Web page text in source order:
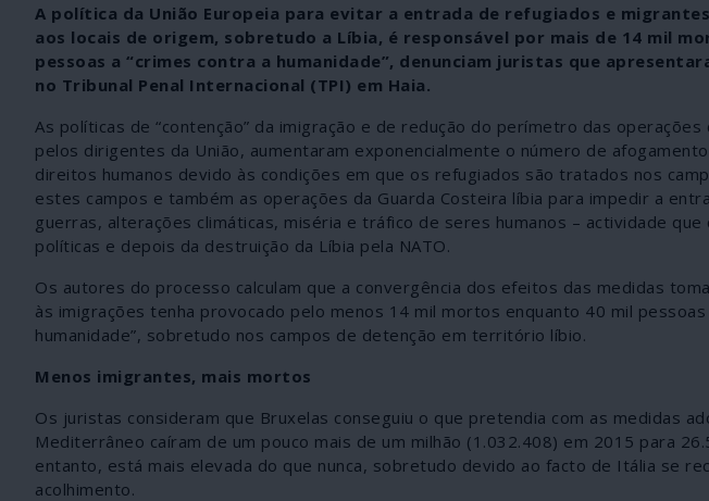
A política da União Europeia para evitar a entrada de refugiados e
aos locais de origem, sobretudo a Líbia, é responsável por mais de 14 mil
pessoas a “crimes contra a humanidade”, denunciam juristas que
no Tribunal Penal Internacional (TPI) em Haia.
As políticas de “contenção” da imigração e de redução do perímetro das
pelos dirigentes da União, aumentaram exponencialmente o número de
direitos humanos devido às condições em que os refugiados são tratados nos
estes campos e também as operações da Guarda Costeira líbia para impedir a
guerras, alterações climáticas, miséria e tráfico de seres humanos – actividade
políticas e depois da destruição da Líbia pela NATO.
Os autores do processo calculam que a convergência dos efeitos das medidas
às imigrações tenha provocado pelo menos 14 mil mortos enquanto 40 mil
humanidade”, sobretudo nos campos de detenção em território líbio.
Menos imigrantes, mais mortos
Os juristas consideram que Bruxelas conseguiu o que pretendia com as medidas
Mediterrâneo caíram de um pouco mais de um milhão (1.032.408) em 2015 para
entanto, está mais elevada do que nunca, sobretudo devido ao facto de Itália se
acolhimento.